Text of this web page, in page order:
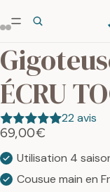
ÉCRU
22 avis
69,00€
Utilisation 4
Cousue main en